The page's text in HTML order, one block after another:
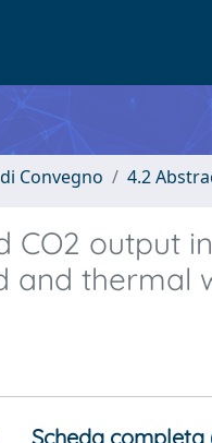
Convegno 4.2
CO2 output
and thermal
Scheda completa